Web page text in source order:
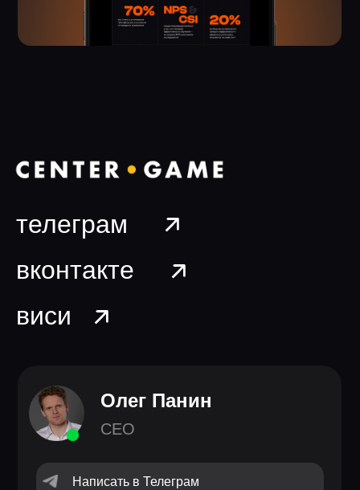
Олег Панин
CEO
Написать в Телеграм
телеграм
вконтакте
виси